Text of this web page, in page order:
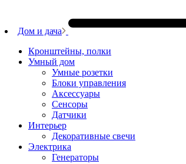
Дом и дача
Кронштейны, полки
Умный дом
Умные розетки
Блоки управления
Аксессуары
Сенсоры
Датчики
Интерьер
Декоративные свечи
Электрика
Генераторы